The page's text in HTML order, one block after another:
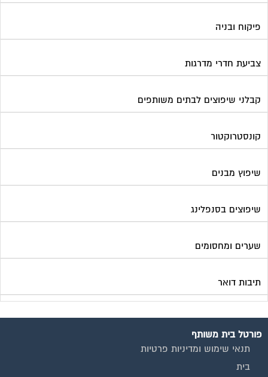
פיקוח ובניה
צביעת חדרי מדרגות
קבלני שיפוצים לבתים משותפים
קונסטרוקטור
שיפוץ מבנים
שיפוצים בסנפלינג
שערים ומחסומים
תיבות דואר
פורטל בית משותף
תנאי שימוש ומדיניות פרטיות
בית